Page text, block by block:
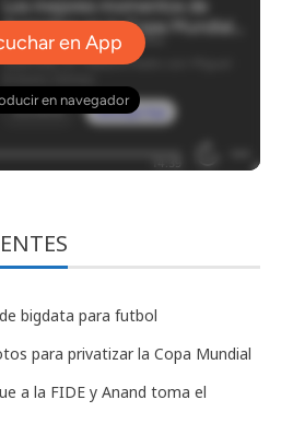
bigdata para futbol
para privatizar la Copa Mundial
a la FIDE y Anand toma el